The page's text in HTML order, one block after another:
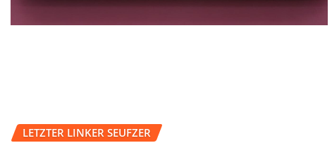
LETZTER LINKER SEUFZER